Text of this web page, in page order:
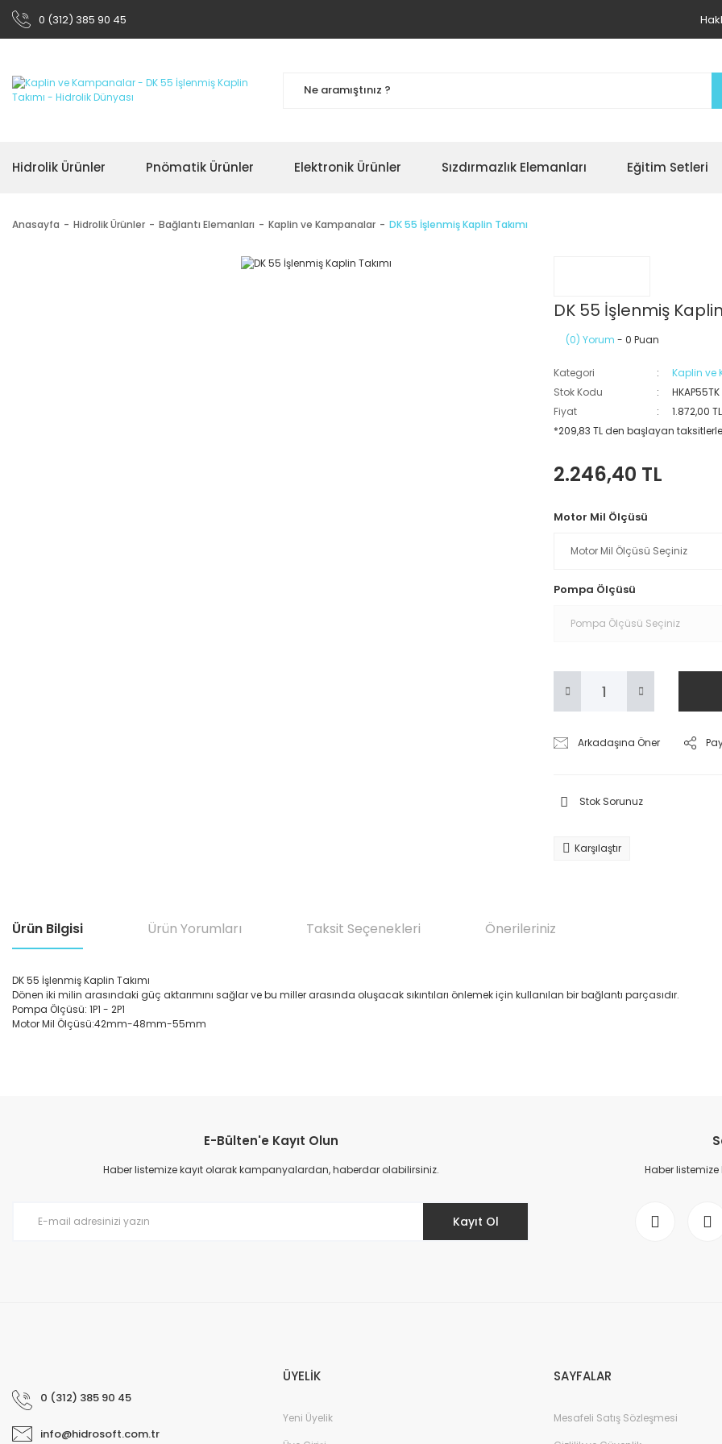
0 (312) 385 90 45
Hidrolik Ürünler Pnömatik Ürünler Elektronik Ürünler Sızdırmazlık Elemanları Eğitim Setleri
Anasayfa Hidrolik Ürünler Bağlantı Elemanları Kaplin ve Kampanalar DK 55 İşlenmiş Kaplin Takımı
DK 55 İşlenmiş
(0) Yorum - 0 Puan
Kategori
Kaplin ve
Stok Kodu
HKAP55TK
Fiyat
1.872,00
*209,83 TL den başlayan
2.246,40 TL
Motor Mil Ölçüsü
Pompa Ölçüsü
Arkadaşına Öner
Stok Sorunuz
Karşılaştır
Ürün Bilgisi Ürün Yorumları Taksit Seçenekleri Önerileriniz
DK 55 İşlenmiş Kaplin Takımı
Dönen iki milin arasındaki güç aktarımını sağlar ve bu miller arasında oluşacak sıkıntıları önlemek için kullanılan bir bağlantı parçasıdır.
Pompa Ölçüsü: 1P1 - 2P1
Motor Mil Ölçüsü:42mm-48mm-55mm
Ürün resmi kalitesiz, bozuk veya görüntülenemiyor.
Ürün açıklamasında eksik bilgiler bulunuyor.
E-Bülten'e Kayıt Olun
Haber listemize kayıt olarak kampanyalardan, haberdar olabilirsiniz.
Kayıt Ol
Haber
0 (312) 385 90 45
info@hidrosoft.com.tr
ÜYELİK
Yeni Üyelik
SAYFALAR
Mesafeli Satış Sözleşmesi